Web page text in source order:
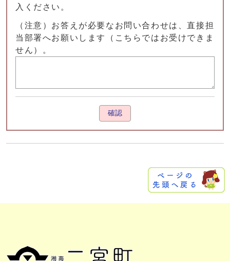
入ください。
（注意）お答えが必要なお問い合わせは、直接担
当部署へお願いします（こちらではお受けできま
せん）。
確認